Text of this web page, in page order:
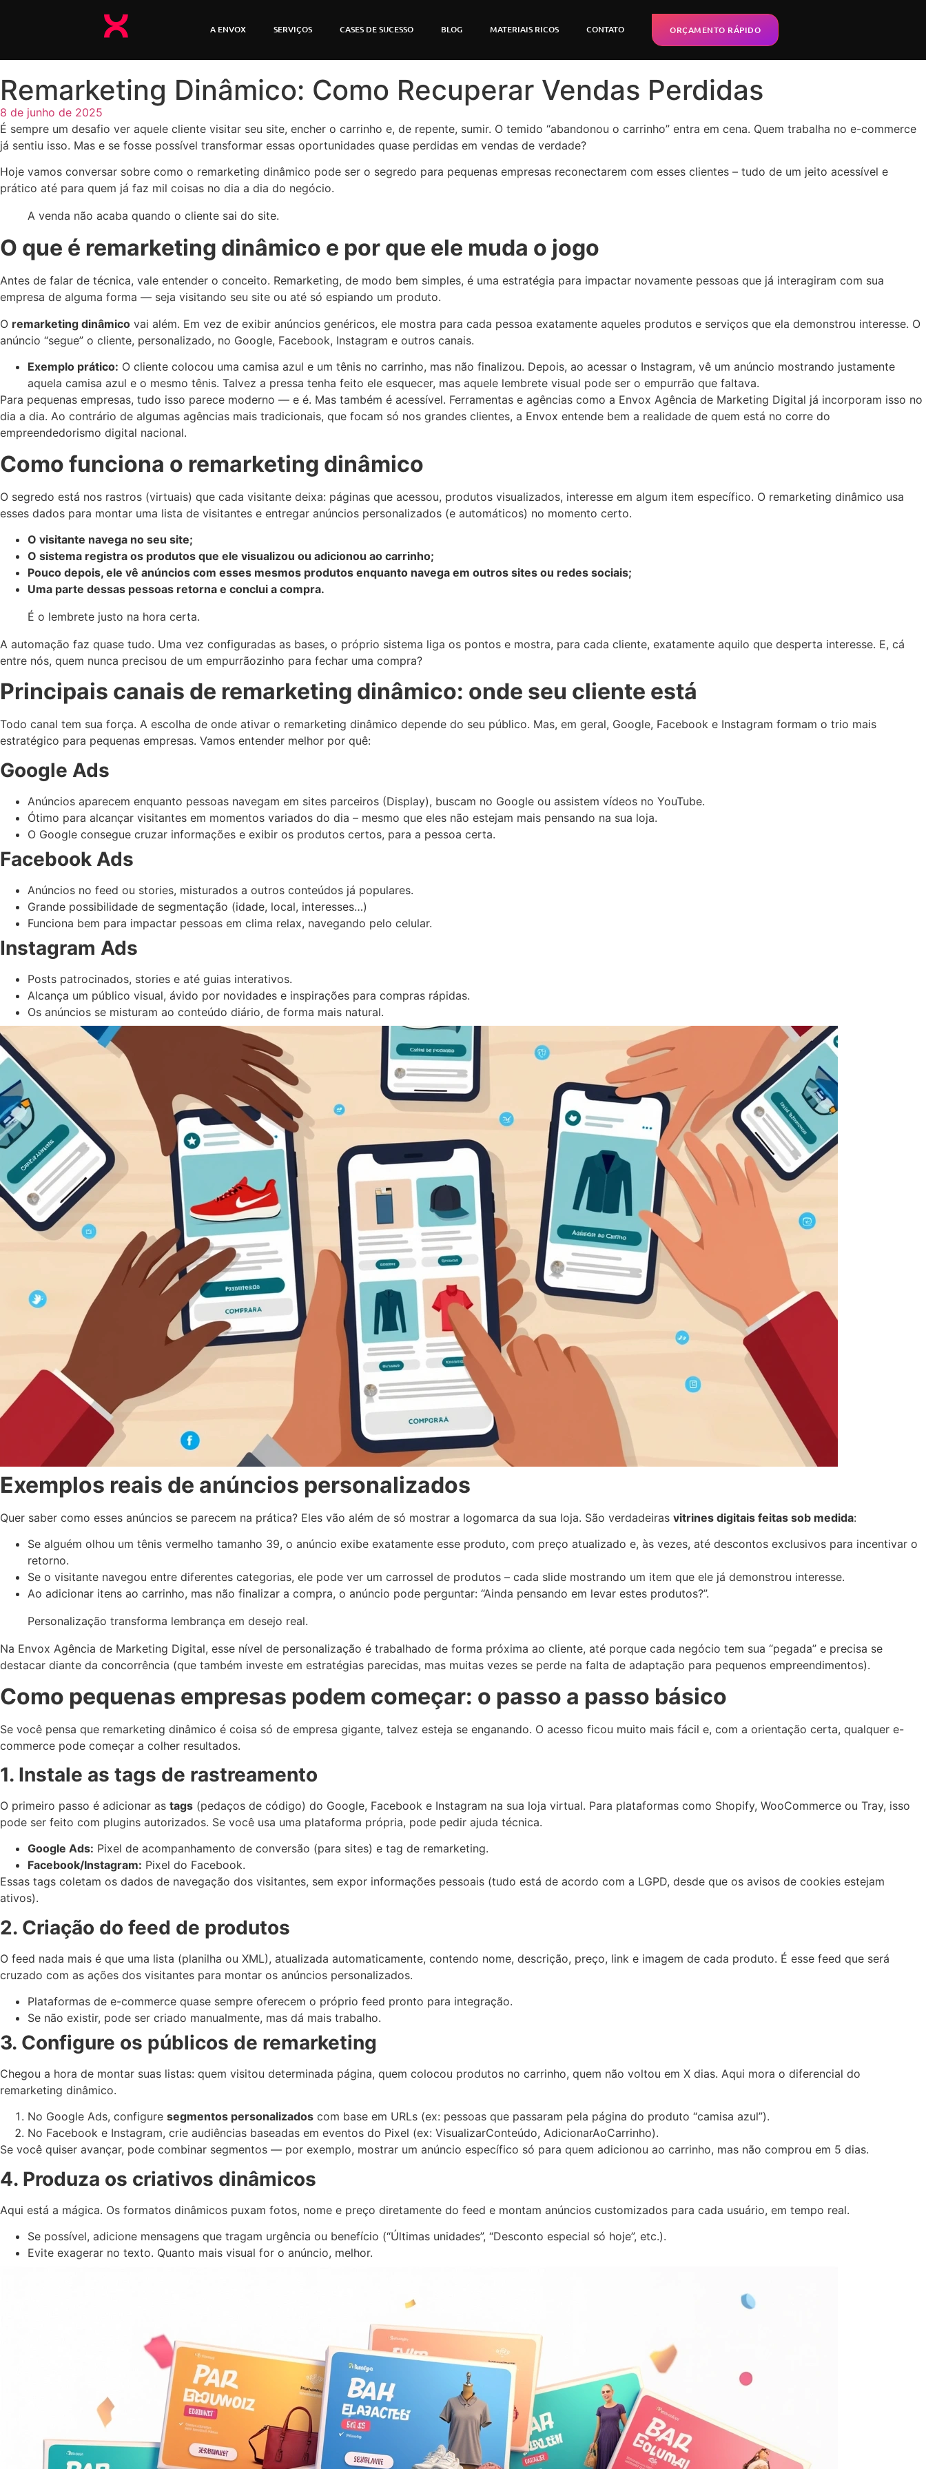
A ENVOX SERVIÇOS CASES DE SUCESSO BLOG MATERIAIS RICOS CONTATO ORÇAMENTO RÁPIDO
Remarketing Dinâmico: Como Recuperar Vendas Perdidas
8 de junho de 2025
É sempre um desafio ver aquele cliente visitar seu site, encher o carrinho e, de repente, sumir. O temido “abandonou o carrinho” entra em cena. Quem trabalha no e-commerce
já sentiu isso. Mas e se fosse possível transformar essas oportunidades quase perdidas em vendas de verdade?
Hoje vamos conversar sobre como o remarketing dinâmico pode ser o segredo para pequenas empresas reconectarem com esses clientes – tudo de um jeito acessível e
prático até para quem já faz mil coisas no dia a dia do negócio.
A venda não acaba quando o cliente sai do site.
O que é remarketing dinâmico e por que ele muda o jogo
Antes de falar de técnica, vale entender o conceito. Remarketing, de modo bem simples, é uma estratégia para impactar novamente pessoas que já interagiram com sua
empresa de alguma forma — seja visitando seu site ou até só espiando um produto.
O remarketing dinâmico vai além. Em vez de exibir anúncios genéricos, ele mostra para cada pessoa exatamente aqueles produtos e serviços que ela demonstrou interesse. O
anúncio “segue” o cliente, personalizado, no Google, Facebook, Instagram e outros canais.
Exemplo prático: O cliente colocou uma camisa azul e um tênis no carrinho, mas não finalizou. Depois, ao acessar o Instagram, vê um anúncio mostrando justamente
aquela camisa azul e o mesmo tênis. Talvez a pressa tenha feito ele esquecer, mas aquele lembrete visual pode ser o empurrão que faltava.
Para pequenas empresas, tudo isso parece moderno — e é. Mas também é acessível. Ferramentas e agências como a Envox Agência de Marketing Digital já incorporam isso no
dia a dia. Ao contrário de algumas agências mais tradicionais, que focam só nos grandes clientes, a Envox entende bem a realidade de quem está no corre do
empreendedorismo digital nacional.
Como funciona o remarketing dinâmico
O segredo está nos rastros (virtuais) que cada visitante deixa: páginas que acessou, produtos visualizados, interesse em algum item específico. O remarketing dinâmico usa
esses dados para montar uma lista de visitantes e entregar anúncios personalizados (e automáticos) no momento certo.
O visitante navega no seu site;
O sistema registra os produtos que ele visualizou ou adicionou ao carrinho;
Pouco depois, ele vê anúncios com esses mesmos produtos enquanto navega em outros sites ou redes sociais;
Uma parte dessas pessoas retorna e conclui a compra.
É o lembrete justo na hora certa.
A automação faz quase tudo. Uma vez configuradas as bases, o próprio sistema liga os pontos e mostra, para cada cliente, exatamente aquilo que desperta interesse. E, cá
entre nós, quem nunca precisou de um empurrãozinho para fechar uma compra?
Principais canais de remarketing dinâmico: onde seu cliente está
Todo canal tem sua força. A escolha de onde ativar o remarketing dinâmico depende do seu público. Mas, em geral, Google, Facebook e Instagram formam o trio mais
estratégico para pequenas empresas. Vamos entender melhor por quê:
Google Ads
Anúncios aparecem enquanto pessoas navegam em sites parceiros (Display), buscam no Google ou assistem vídeos no YouTube.
Ótimo para alcançar visitantes em momentos variados do dia – mesmo que eles não estejam mais pensando na sua loja.
O Google consegue cruzar informações e exibir os produtos certos, para a pessoa certa.
Facebook Ads
Anúncios no feed ou stories, misturados a outros conteúdos já populares.
Grande possibilidade de segmentação (idade, local, interesses…)
Funciona bem para impactar pessoas em clima relax, navegando pelo celular.
Instagram Ads
Posts patrocinados, stories e até guias interativos.
Alcança um público visual, ávido por novidades e inspirações para compras rápidas.
Os anúncios se misturam ao conteúdo diário, de forma mais natural.
Exemplos reais de anúncios personalizados
Quer saber como esses anúncios se parecem na prática? Eles vão além de só mostrar a logomarca da sua loja. São verdadeiras vitrines digitais feitas sob medida:
Se alguém olhou um tênis vermelho tamanho 39, o anúncio exibe exatamente esse produto, com preço atualizado e, às vezes, até descontos exclusivos para incentivar o
retorno.
Se o visitante navegou entre diferentes categorias, ele pode ver um carrossel de produtos – cada slide mostrando um item que ele já demonstrou interesse.
Ao adicionar itens ao carrinho, mas não finalizar a compra, o anúncio pode perguntar: “Ainda pensando em levar estes produtos?”.
Personalização transforma lembrança em desejo real.
Na Envox Agência de Marketing Digital, esse nível de personalização é trabalhado de forma próxima ao cliente, até porque cada negócio tem sua “pegada” e precisa se
destacar diante da concorrência (que também investe em estratégias parecidas, mas muitas vezes se perde na falta de adaptação para pequenos empreendimentos).
Como pequenas empresas podem começar: o passo a passo básico
Se você pensa que remarketing dinâmico é coisa só de empresa gigante, talvez esteja se enganando. O acesso ficou muito mais fácil e, com a orientação certa, qualquer e-
commerce pode começar a colher resultados.
1. Instale as tags de rastreamento
O primeiro passo é adicionar as tags (pedaços de código) do Google, Facebook e Instagram na sua loja virtual. Para plataformas como Shopify, WooCommerce ou Tray, isso
pode ser feito com plugins autorizados. Se você usa uma plataforma própria, pode pedir ajuda técnica.
Google Ads: Pixel de acompanhamento de conversão (para sites) e tag de remarketing.
Facebook/Instagram: Pixel do Facebook.
Essas tags coletam os dados de navegação dos visitantes, sem expor informações pessoais (tudo está de acordo com a LGPD, desde que os avisos de cookies estejam
ativos).
2. Criação do feed de produtos
O feed nada mais é que uma lista (planilha ou XML), atualizada automaticamente, contendo nome, descrição, preço, link e imagem de cada produto. É esse feed que será
cruzado com as ações dos visitantes para montar os anúncios personalizados.
Plataformas de e-commerce quase sempre oferecem o próprio feed pronto para integração.
Se não existir, pode ser criado manualmente, mas dá mais trabalho.
3. Configure os públicos de remarketing
Chegou a hora de montar suas listas: quem visitou determinada página, quem colocou produtos no carrinho, quem não voltou em X dias. Aqui mora o diferencial do
remarketing dinâmico.
No Google Ads, configure segmentos personalizados com base em URLs (ex: pessoas que passaram pela página do produto “camisa azul”).
No Facebook e Instagram, crie audiências baseadas em eventos do Pixel (ex: VisualizarConteúdo, AdicionarAoCarrinho).
Se você quiser avançar, pode combinar segmentos — por exemplo, mostrar um anúncio específico só para quem adicionou ao carrinho, mas não comprou em 5 dias.
4. Produza os criativos dinâmicos
Aqui está a mágica. Os formatos dinâmicos puxam fotos, nome e preço diretamente do feed e montam anúncios customizados para cada usuário, em tempo real.
Se possível, adicione mensagens que tragam urgência ou benefício (“Últimas unidades”, “Desconto especial só hoje”, etc.).
Evite exagerar no texto. Quanto mais visual for o anúncio, melhor.